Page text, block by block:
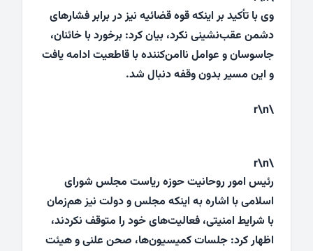
وی با تأکید بر اینکه قوه قضائیه نیز در برابر فشارهای
دشمن عقب‌نشینی نکرد، بیان کرد: برخورد با خائنان،
جاسوسان و عوامل ناامن‌کننده با قاطعیت ادامه یافت
و این مسیر بدون وقفه دنبال شد.
\r\n
\r\n
رئیس امور روحانیت حوزه ریاست مجلس شورای
اسلامی با اشاره به اینکه مجلس و دولت نیز هم‌زمان
با شرایط امنیتی، فعالیت‌های خود را متوقف نکردند،
اظهار کرد: جلسات کمیسیون‌ها، صحن علنی و هیئت